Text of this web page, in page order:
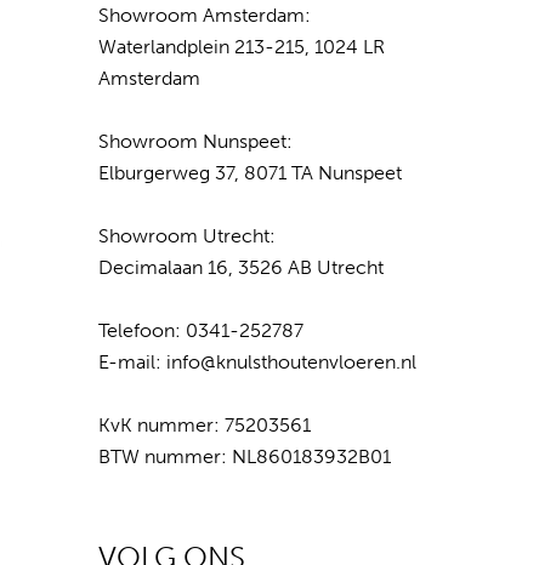
Showroom Amsterdam:
Waterlandplein 213-215, 1024 LR
Amsterdam
Showroom Nunspeet:
Elburgerweg 37, 8071 TA Nunspeet
Showroom Utrecht:
Decimalaan 16, 3526 AB Utrecht
Telefoon: 0341-252787
E-mail: info@knulsthoutenvloeren.nl
KvK nummer: 75203561
BTW nummer: NL860183932B01
VOLG ONS